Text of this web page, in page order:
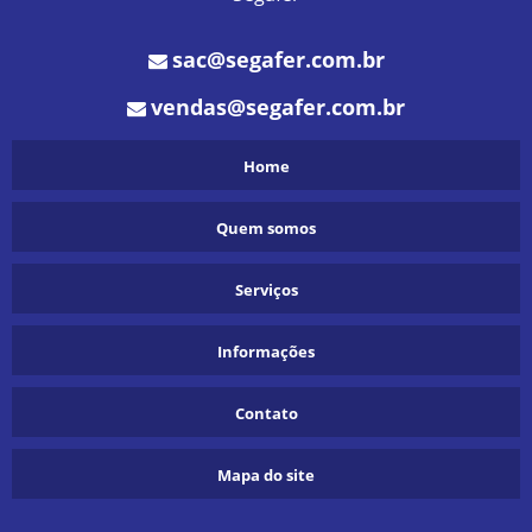
sac@segafer.com.br
vendas@segafer.com.br
Home
Quem somos
Serviços
Informações
Contato
Mapa do site